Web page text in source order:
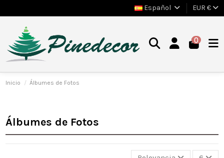
Español EUR €
0
Inicio Álbumes de Fotos
Álbumes de Fotos